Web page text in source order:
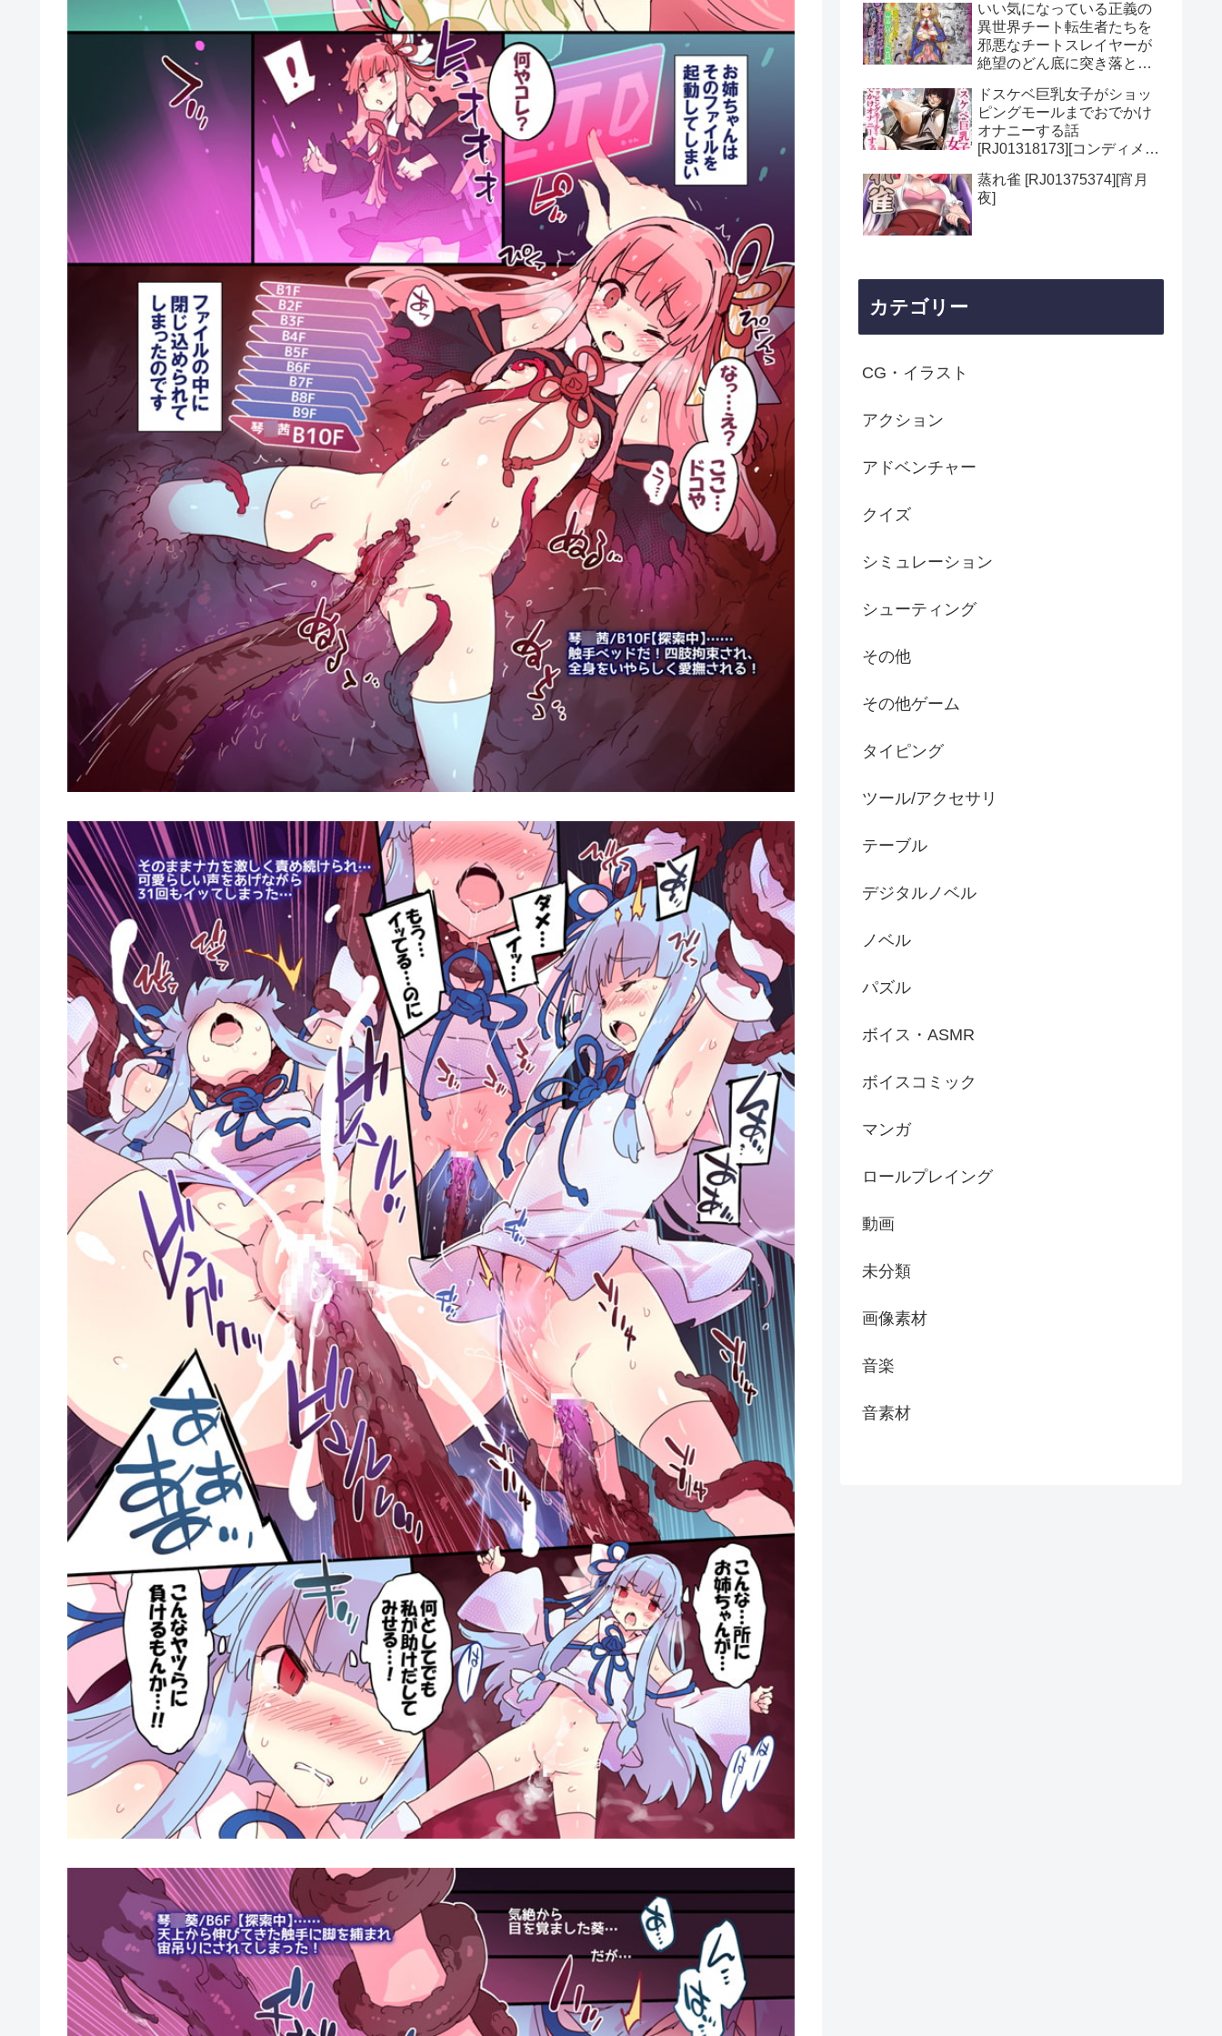
いい気になっている正義の
異世界チート転生者たちを
邪悪なチートスレイヤーが
絶望のどん底に突き落とし
[Tキャノン]
ドスケベ巨乳女子がショッ
ピングモールまでおでかけ
オナニーする話
[RJ01318173][コンディメン
蒸れ雀 [RJ01375374][宵月
夜]
カテゴリー
CG・イラスト
アクション
アドベンチャー
クイズ
シミュレーション
シューティング
その他
その他ゲーム
タイピング
ツール/アクセサリ
テーブル
デジタルノベル
ノベル
パズル
ボイス・ASMR
ボイスコミック
マンガ
ロールプレイング
動画
未分類
画像素材
音楽
音素材